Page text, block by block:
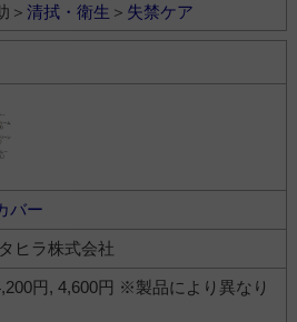
＞ 清拭・衛生 ＞ 失禁ケア
バー
ヒラ株式会社
円, 4,600円 ※製品により異なり